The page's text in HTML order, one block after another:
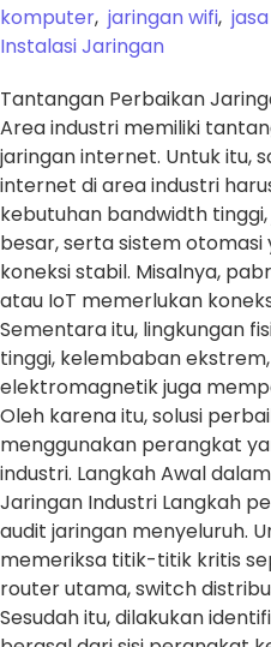
komputer, jaringan wifi,
Instalasi Jaringan
Tantangan Perbaikan
Area industri memiliki
jaringan internet. Untuk itu,
internet di area industri
kebutuhan bandwidth
besar, serta sistem
koneksi stabil. Misalnya,
atau IoT memerlukan
Sementara itu, lingkungan
tinggi, kelembaban
elektromagnetik juga
Oleh karena itu, solusi
menggunakan perangkat
industri. Langkah Awal
Jaringan Industri Langkah
audit jaringan menyeluruh.
memeriksa titik-titik kritis
router utama, switch
Sesudah itu, dilakukan